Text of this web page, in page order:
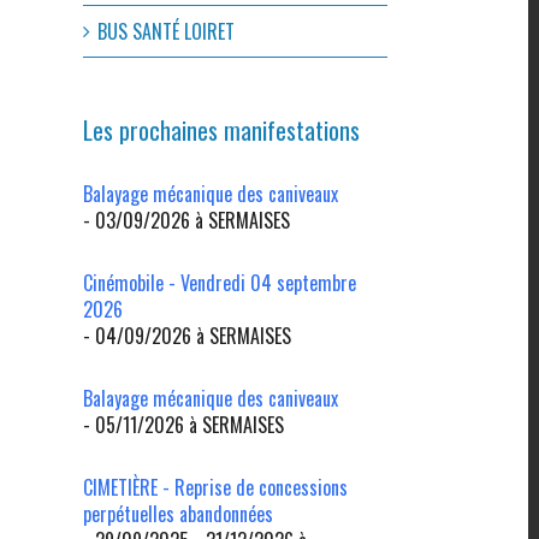
BUS SANTÉ LOIRET
Les prochaines manifestations
Balayage mécanique des caniveaux
- 03/09/2026 à SERMAISES
Cinémobile - Vendredi 04 septembre
2026
- 04/09/2026 à SERMAISES
Balayage mécanique des caniveaux
- 05/11/2026 à SERMAISES
CIMETIÈRE - Reprise de concessions
perpétuelles abandonnées